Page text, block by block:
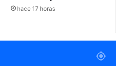
hace 17 horas